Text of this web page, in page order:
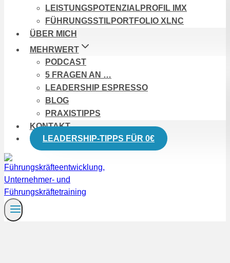
LEISTUNGSPOTENZIALPROFIL IMX
FÜHRUNGSSTILPORTFOLIO XLNC
ÜBER MICH
MEHRWERT
PODCAST
5 FRAGEN AN …
LEADERSHIP ESPRESSO
BLOG
PRAXISTIPPS
KONTAKT
LEADERSHIP-TIPPS FÜR 0€